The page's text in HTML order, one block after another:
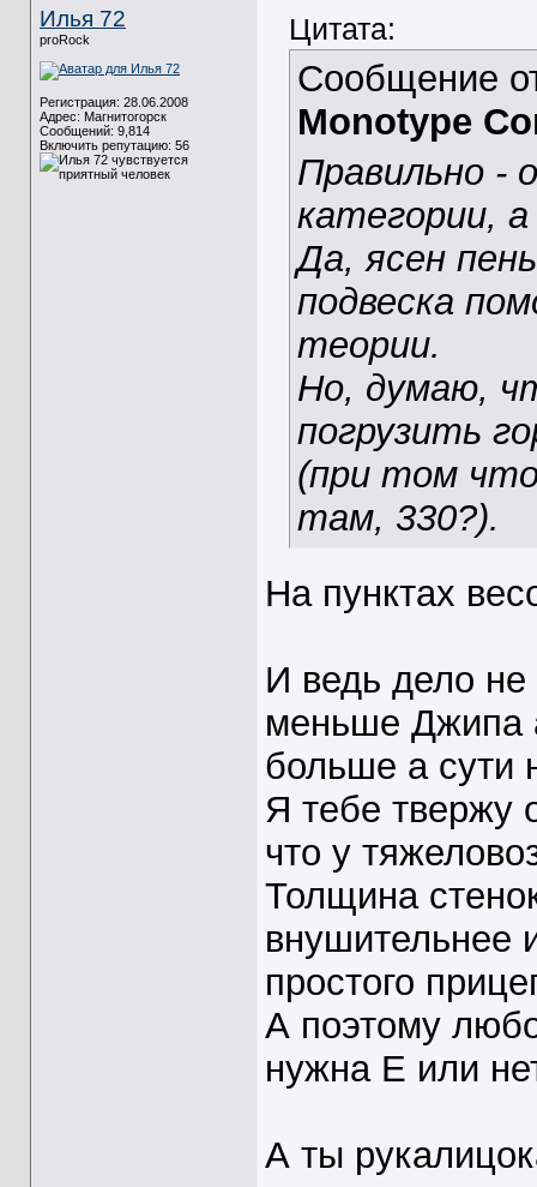
Илья 72
proRock
Регистрация: 28.06.2008
Адрес: Магнитогорск
Сообщений: 9,814
Включить репутацию: 56
Цитата:
Сообщение
Monotype
Правильно -
категории,
Да, ясен
подвеска
теории.
Но, думаю,
погрузить
(при том что
там, 330?).
На пунктах
И ведь дело не
меньше Джипа
больше а сути
Я тебе твержу
что у
Толщина
внушительнее
простого
А поэтому
нужна Е или
А ты